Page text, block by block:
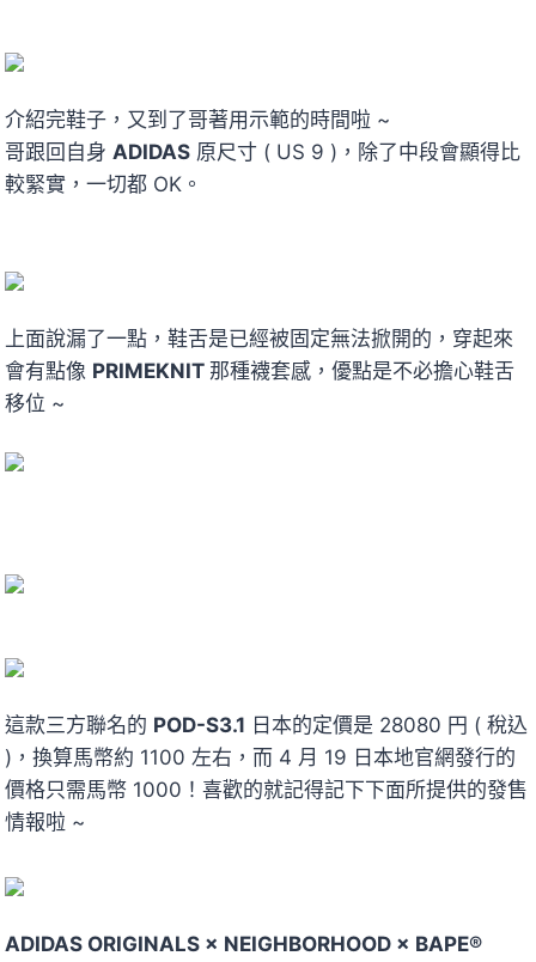
介紹完鞋子，又到了哥著用示範的時間啦 ~
哥跟回自身 ADIDAS 原尺寸 ( US 9 )，除了中段會顯得比
較緊實，一切都 OK。
上面說漏了一點，鞋舌是已經被固定無法掀開的，穿起來
會有點像 PRIMEKNIT 那種襪套感，優點是不必擔心鞋舌
移位 ~
這款三方聯名的 POD-S3.1 日本的定價是 28080 円 ( 稅込
)，換算馬幣約 1100 左右，而 4 月 19 日本地官網發行的
價格只需馬幣 1000！喜歡的就記得記下下面所提供的發售
情報啦 ~
ADIDAS ORIGINALS × NEIGHBORHOOD × BAPE®